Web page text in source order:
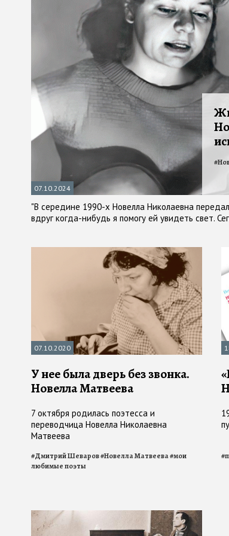
07.10.2024
"В середине 1990-х Новелла Николаевна
вдруг когда-нибудь я помогу ей увидеть свет.
#
07.10.2020
У нее была дверь без звонка.
Новелла Матвеева
7 октября родилась поэтесса и
переводчица Новелла Николаевна
Матвеева
#Дмитрий Шеваров#Новелла Матвеева#мои
любимые поэты
#